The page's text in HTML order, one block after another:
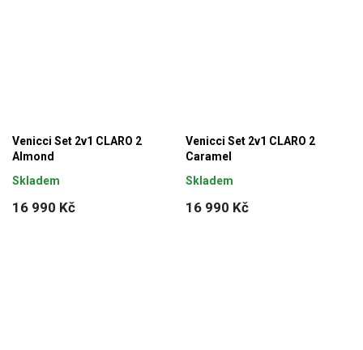
Venicci Set 2v1 CLARO 2
Almond
16 990 Kč
Skladem
Venicci Set 2v1 CLARO 2
Caramel
16 990 Kč
Skladem